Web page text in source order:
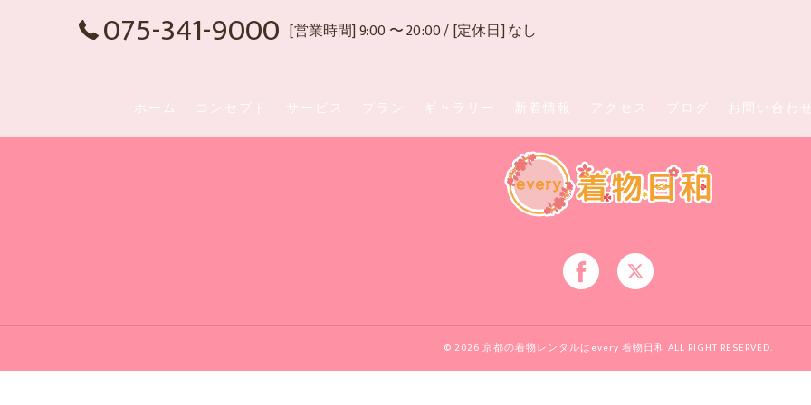
075-341-9000 [営業時間] 9:00 〜 20:00 / [定休日] なし
ホーム コンセプト サービス プラン ギャラリー 新着情報 アクセス ブログ お問い合わ
© 2026 京都の着物レンタルはevery 着物日和 ALL RIGHT RESERVED.